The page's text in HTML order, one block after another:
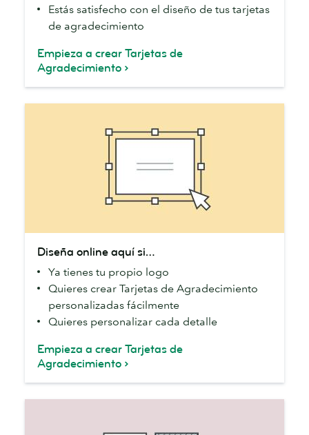
Estás satisfecho con el diseño de tus tarjetas
de agradecimiento
Empieza a crear Tarjetas de
Agradecimiento
online
aquí
si…
Diseña online aquí si…
Ya tienes tu propio logo
Quieres crear Tarjetas de Agradecimiento
personalizadas fácilmente
Quieres personalizar cada detalle
Empieza a crear Tarjetas de
Agradecimiento